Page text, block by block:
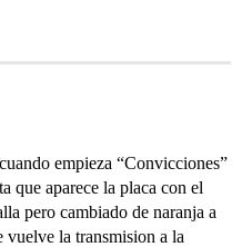
empieza “Convicciones”
que aparece la placa con el
pero cambiado de naranja a
vuelve la transmision a la